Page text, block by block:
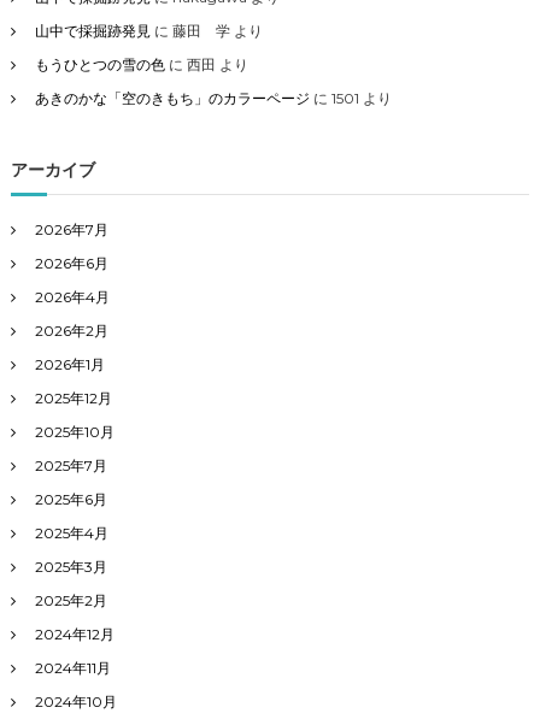
山中で採掘跡発見に 藤田 学より
もうひとつの雪の色に 西田 より
あきのかな「空のきもち」のカラーページ に 1501 より
アーカイブ
2026年7月
2026年6月
2026年4月
2026年2月
2026年1月
2025年12月
2025年10月
2025年7月
2025年6月
2025年4月
2025年3月
2025年2月
2024年12月
2024年11月
2024年10月